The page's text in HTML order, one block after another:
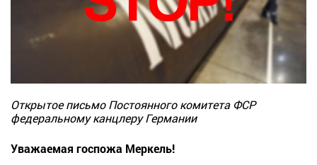
Открытое письмо Постоянного комитета ФСР
федеральному канцлеру Германии
Уважаемая госпожа Меркель!